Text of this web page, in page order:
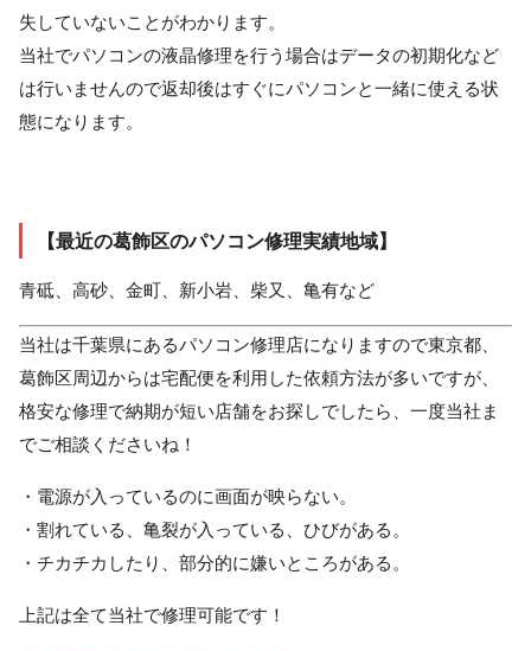
失していないことがわかります。
当社でパソコンの液晶修理を行う場合はデータの初期化など
は行いませんので返却後はすぐにパソコンと一緒に使える状
態になります。
【最近の葛飾区のパソコン修理実績地域】
青砥、高砂、金町、新小岩、柴又、亀有など
当社は千葉県にあるパソコン修理店になりますので東京都、
葛飾区周辺からは宅配便を利用した依頼方法が多いですが、
格安な修理で納期が短い店舗をお探しでしたら、一度当社ま
でご相談くださいね！
・電源が入っているのに画面が映らない。
・割れている、亀裂が入っている、ひびがある。
・チカチカしたり、部分的に嫌いところがある。
上記は全て当社で修理可能です！